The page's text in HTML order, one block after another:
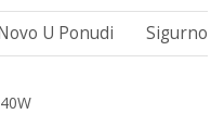
U Ponudi Sigurno